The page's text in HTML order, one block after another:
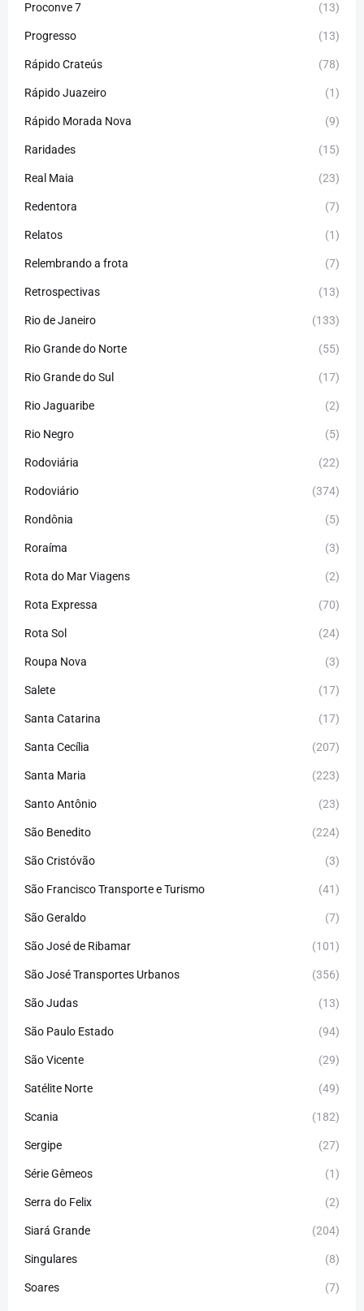
Proconve 7 (13)
Progresso (13)
Rápido Crateús (78)
Rápido Juazeiro (1)
Rápido Morada Nova (9)
Raridades (15)
Real Maia (23)
Redentora (7)
Relatos (1)
Relembrando a frota (7)
Retrospectivas (13)
Rio de Janeiro (133)
Rio Grande do Norte (55)
Rio Grande do Sul (17)
Rio Jaguaribe (2)
Rio Negro (5)
Rodoviária (22)
Rodoviário (374)
Rondônia (5)
Roraíma (3)
Rota do Mar Viagens (2)
Rota Expressa (70)
Rota Sol (24)
Roupa Nova (3)
Salete (17)
Santa Catarina (17)
Santa Cecília (207)
Santa Maria (223)
Santo Antônio (23)
São Benedito (224)
São Cristóvão (3)
São Francisco Transporte e Turismo (41)
São Geraldo (7)
São José de Ribamar (101)
São José Transportes Urbanos (356)
São Judas (13)
São Paulo Estado (94)
São Vicente (29)
Satélite Norte (49)
Scania (182)
Sergipe (27)
Série Gêmeos (1)
Serra do Felix (2)
Siará Grande (204)
Singulares (8)
Soares (7)